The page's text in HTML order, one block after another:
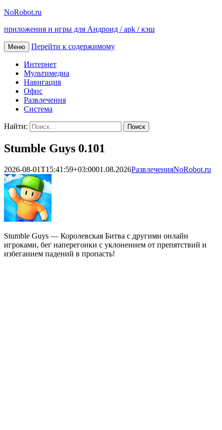
NoRobot.ru
приложения и игры для Андроид / apk / кэш
Меню Перейти к содержимому
Интернет
Мультимедиа
Навигация
Офис
Развлечения
Система
Найти:
Stumble Guys 0.101
2026-08-01T15:41:59+03:0001.08.2026РазвлеченияNoRobot.ru
Stumble Guys — Королевская Битва c другими онлайн
игроками, бег наперегонки с уклонением от препятствий и
избеганием падений в пропасть!